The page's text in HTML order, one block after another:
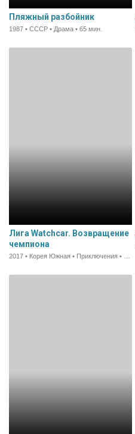
Пляжный разбойник
1987 • СССР • Драма • 65 мин.
Лига Watchcar. Возвращение
чемпиона